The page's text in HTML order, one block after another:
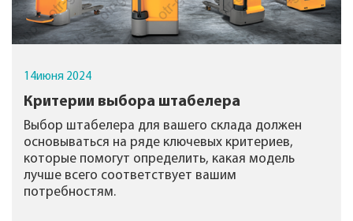
14июня 2024
Критерии выбора штабелера
Выбор штабелера для вашего склада должен
основываться на ряде ключевых критериев,
которые помогут определить, какая модель
лучше всего соответствует вашим
потребностям.